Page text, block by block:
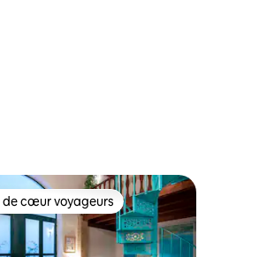
cœur voyageurs les plus appréciés
de cœur voyageurs